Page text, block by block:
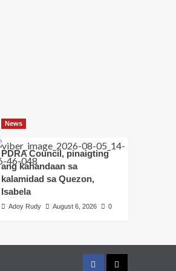
News
PDRA Council, pinaigting
ang kahandaan sa
kalamidad sa Quezon,
Isabela
Adoy Rudy August 6, 2026 0